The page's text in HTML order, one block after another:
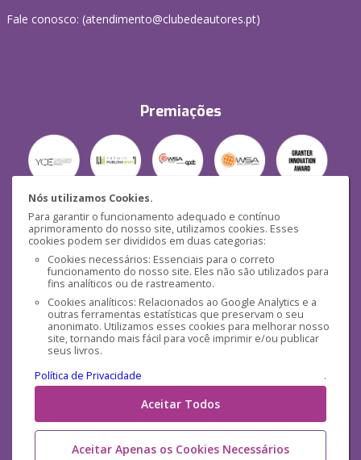
Nós utilizamos Cookies.
Para garantir o funcionamento adequado e contínuo
aprimoramento do nosso site, utilizamos cookies. Esses
cookies podem ser divididos em duas categorias:
Cookies necessários: Essenciais para o correto
funcionamento do nosso site. Eles não são utilizados para
fins analíticos ou de rastreamento.
Cookies analíticos: Relacionados ao Google Analytics e a
outras ferramentas estatísticas que preservam o seu
anonimato. Utilizamos esses cookies para melhorar nosso
site, tornando mais fácil para você imprimir e/ou publicar
seus livros.
Política de Privacidade
.
Aceitar Todos
Aceitar Apenas os Cookies Necessários
Fale conosco: (atendimento@clubedeautores.pt)
Premiações
Segurança
Mídias Sociais